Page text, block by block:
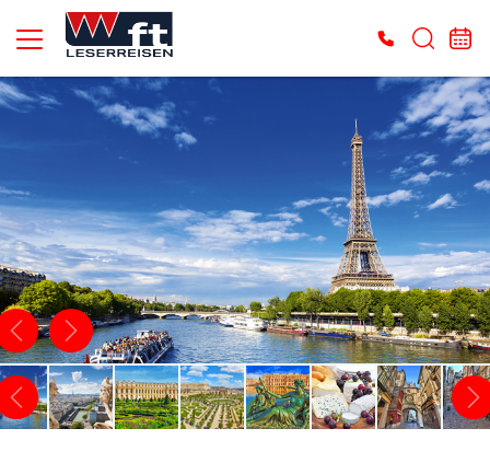
Es konnten keine gültigen Angebote gefunden werden. Bitte wenden Sie sich an